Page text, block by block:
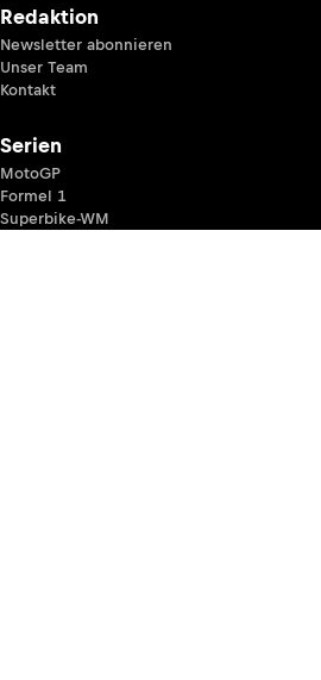
Redaktion
Newsletter abonnieren
Unser Team
Kontakt
Serien
MotoGP
Formel 1
Superbike-WM